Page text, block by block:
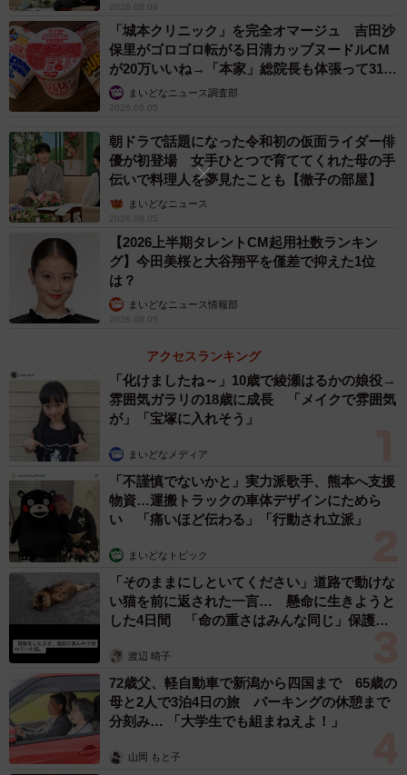
2026.08.06
「城本クリニック」を完全オマージュ 吉田沙
保里がゴロゴロ転がる日清カップヌードルCM
が20万いいね→「本家」総院長も体張って31万
いいねまいどなニュース調査部
2026.08.05
朝ドラで話題になった令和初の仮面ライダー俳
優が初登場 女手ひとつで育ててくれた母の手
伝いで料理人を夢見たことも【徹子の部屋】
まいどなニュース
2026.08.05
【2026上半期タレントCM起用社数ランキン
グ】今田美桜と大谷翔平を僅差で抑えた1位
は？
まいどなニュース情報部
2026.08.05
アクセスランキング
「化けましたね～」10歳で綾瀬はるかの娘役→
雰囲気ガラリの18歳に成長 「メイクで雰囲気
が」「宝塚に入れそう」
まいどなメディア
「不謹慎でないかと」実力派歌手、熊本へ支援
物資…運搬トラックの車体デザインにためら
い 「痛いほど伝わる」「行動され立派」
まいどなトピック
「そのままにしといてください」道路で動けな
い猫を前に返された一言… 懸命に生きようと
した4日間 「命の重さはみんな同じ」保護団
渡辺 晴子
72歳父、軽自動車で新潟から四国まで 65歳の
母と2人で3泊4日の旅 パーキングの休憩まで
分刻み… 「大学生でも組まねえよ！」
山岡 もと子